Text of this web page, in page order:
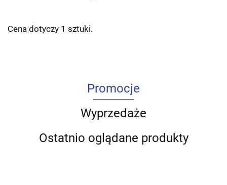
Cena dotyczy 1 sztuki.
Promocje
Wyprzedaże
Ostatnio oglądane produkty